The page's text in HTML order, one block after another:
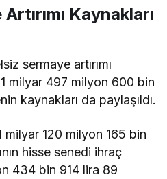
Kaynakları
sermaye artırımı
1 milyar 497 milyon 600 bin
kaynakları da paylaşıldı.
milyar 120 milyon 165 bin
hisse senedi ihraç
434 bin 914 lira 89